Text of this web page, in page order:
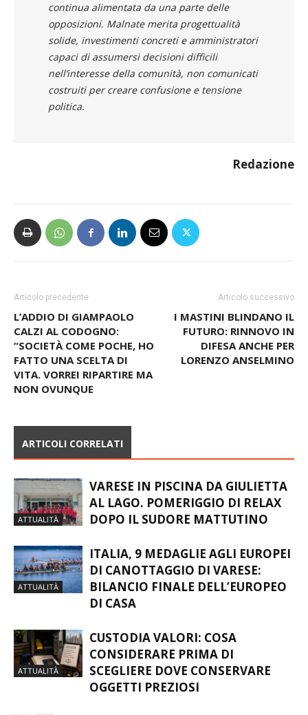
continua alimentata da una parte delle
opposizioni. Malnate merita progettualità
solide, investimenti concreti e amministratori
capaci di assumersi decisioni difficili
nell’interesse della comunità, non comunicati
costruiti per creare confusione e tensione
politica.
Redazione
Articolo precedente
L’ADDIO DI GIAMPAOLO
CALZI AL CODOGNO:
“SOCIETÀ COME POCHE, HO
FATTO UNA SCELTA DI
VITA. VORREI RIPARTIRE MA
NON OVUNQUE
Articolo successivo
I MASTINI BLINDANO IL
FUTURO: RINNOVO IN
DIFESA ANCHE PER
LORENZO ANSELMINO
ARTICOLI CORRELATI
ATTUALITÀ
VARESE IN PISCINA DA GIULIETTA
AL LAGO. POMERIGGIO DI RELAX
DOPO IL SUDORE MATTUTINO
ATTUALITÀ
ITALIA, 9 MEDAGLIE AGLI EUROPEI
DI CANOTTAGGIO DI VARESE:
BILANCIO FINALE DELL’EUROPEO
DI CASA
ATTUALITÀ
CUSTODIA VALORI: COSA
CONSIDERARE PRIMA DI
SCEGLIERE DOVE CONSERVARE
OGGETTI PREZIOSI